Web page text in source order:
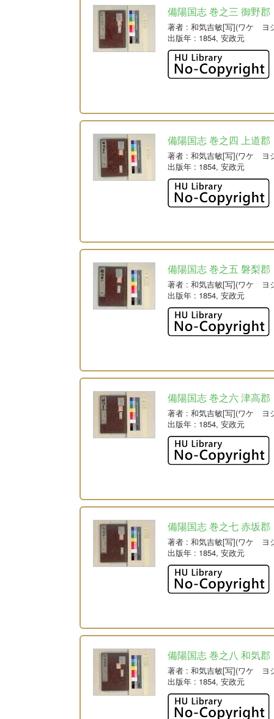
備陽国志 巻之三 御野郡
著者 : 和気吉敏[写](ワケ ヨ
出版年 : 1854, 安政元
備陽国志 巻之四 上道郡
著者 : 和気吉敏[写](ワケ ヨ
出版年 : 1854, 安政元
備陽国志 巻之五 磐梨郡
著者 : 和気吉敏[写](ワケ ヨ
出版年 : 1854, 安政元
備陽国志 巻之六 津高郡
著者 : 和気吉敏[写](ワケ ヨ
出版年 : 1854, 安政元
備陽国志 巻之七 赤坂郡
著者 : 和気吉敏[写](ワケ ヨ
出版年 : 1854, 安政元
備陽国志 巻之八 和気郡
著者 : 和気吉敏[写](ワケ ヨ
出版年 : 1854, 安政元